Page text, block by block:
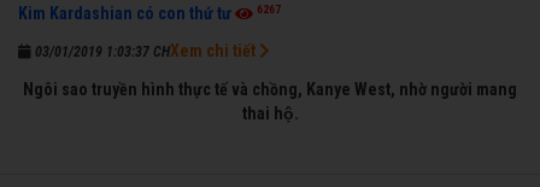
Kim Kardashian có con thứ tư 6267
03/01/2019 1:03:37 CH
Ngôi sao truyền hình thực tế và chồng, Kanye West, nhờ người mang
thai hộ.
Xem chi tiết